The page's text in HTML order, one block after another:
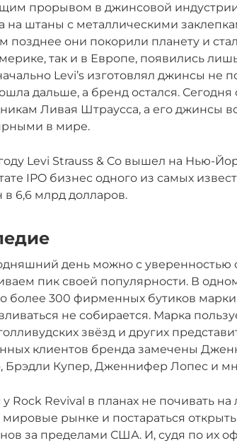
прорывом в джинсовой
на штаны с металлическими
позднее они покорили планету и
так и в Европе, появились
Levi’s изготовлял джинсы не
дальше, а бренд остался.
Ливая Штраусса, а его джинсы
в мире.
Levi Strauss & Co вышел на Нью-
IPO бизнес одного из самых
в 6,6 млрд долларов.
день можно с уверенностью
пик своей популярности. В
более 300 фирменных бутиков
не собирается. Марка
звёзд и других
клиентов бренда замечены
Брэдли Купер, Дженнифер Лопес и
Rock Revival в планах не почивать на
мировые рынке и постараться
за пределами США. И, судя по их